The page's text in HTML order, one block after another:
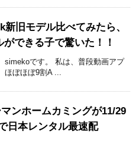
新旧モデル比べてみたら、
ができる子で驚いた！！
simekoです。 私は、普段動画アプ
ほぼほぼ9割A ...
ンホームカミングが11/29
日本レンタル最速配